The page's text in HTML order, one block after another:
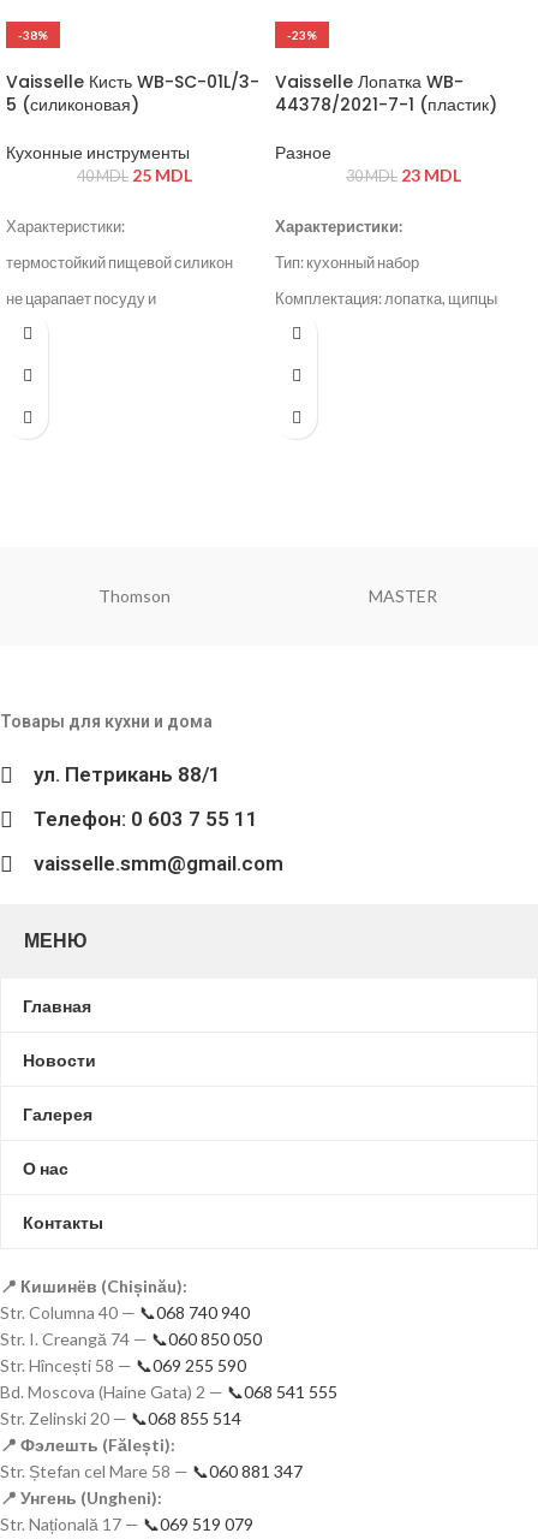
-38%
Vaisselle Кисть WB-SC-01L/3-
5 (силиконовая)
Кухонные инструменты
40MDL 25 MDL
Характеристики:
термостойкий пищевой силикон
не царапает посуду и
антипригарные покрытия
отверстием для подвешивания
легко моется, подходит для
-23%
Vaisselle Лопатка WB-
44378/2021-7-1 (пластик)
Разное
30MDL 23 MDL
Характеристики:
Тип: кухонный набор
Комплектация: лопатка, щипцы
Материал: пластик
Цвет: чёрный
Thomson MASTER
Товары для кухни и дома
ул. Петрикань 88/1
Телефон: 0 603 7 55 11
vaisselle.smm@gmail.com
МЕНЮ
Главная
Новости
Галерея
О нас
Контакты
📍 Кишинёв (Chișinău):
Str. Columna 40 — 📞068 740 940
Str. I. Creangă 74 — 📞060 850 050
Str. Hîncești 58 — 📞069 255 590
Bd. Moscova (Haine Gata) 2 — 📞068 541 555
Str. Zelinski 20 — 📞068 855 514
📍 Фэлешть (Fălești):
Str. Ștefan cel Mare 58 — 📞060 881 347
📍 Унгень (Ungheni):
Str. Națională 17 — 📞069 519 079